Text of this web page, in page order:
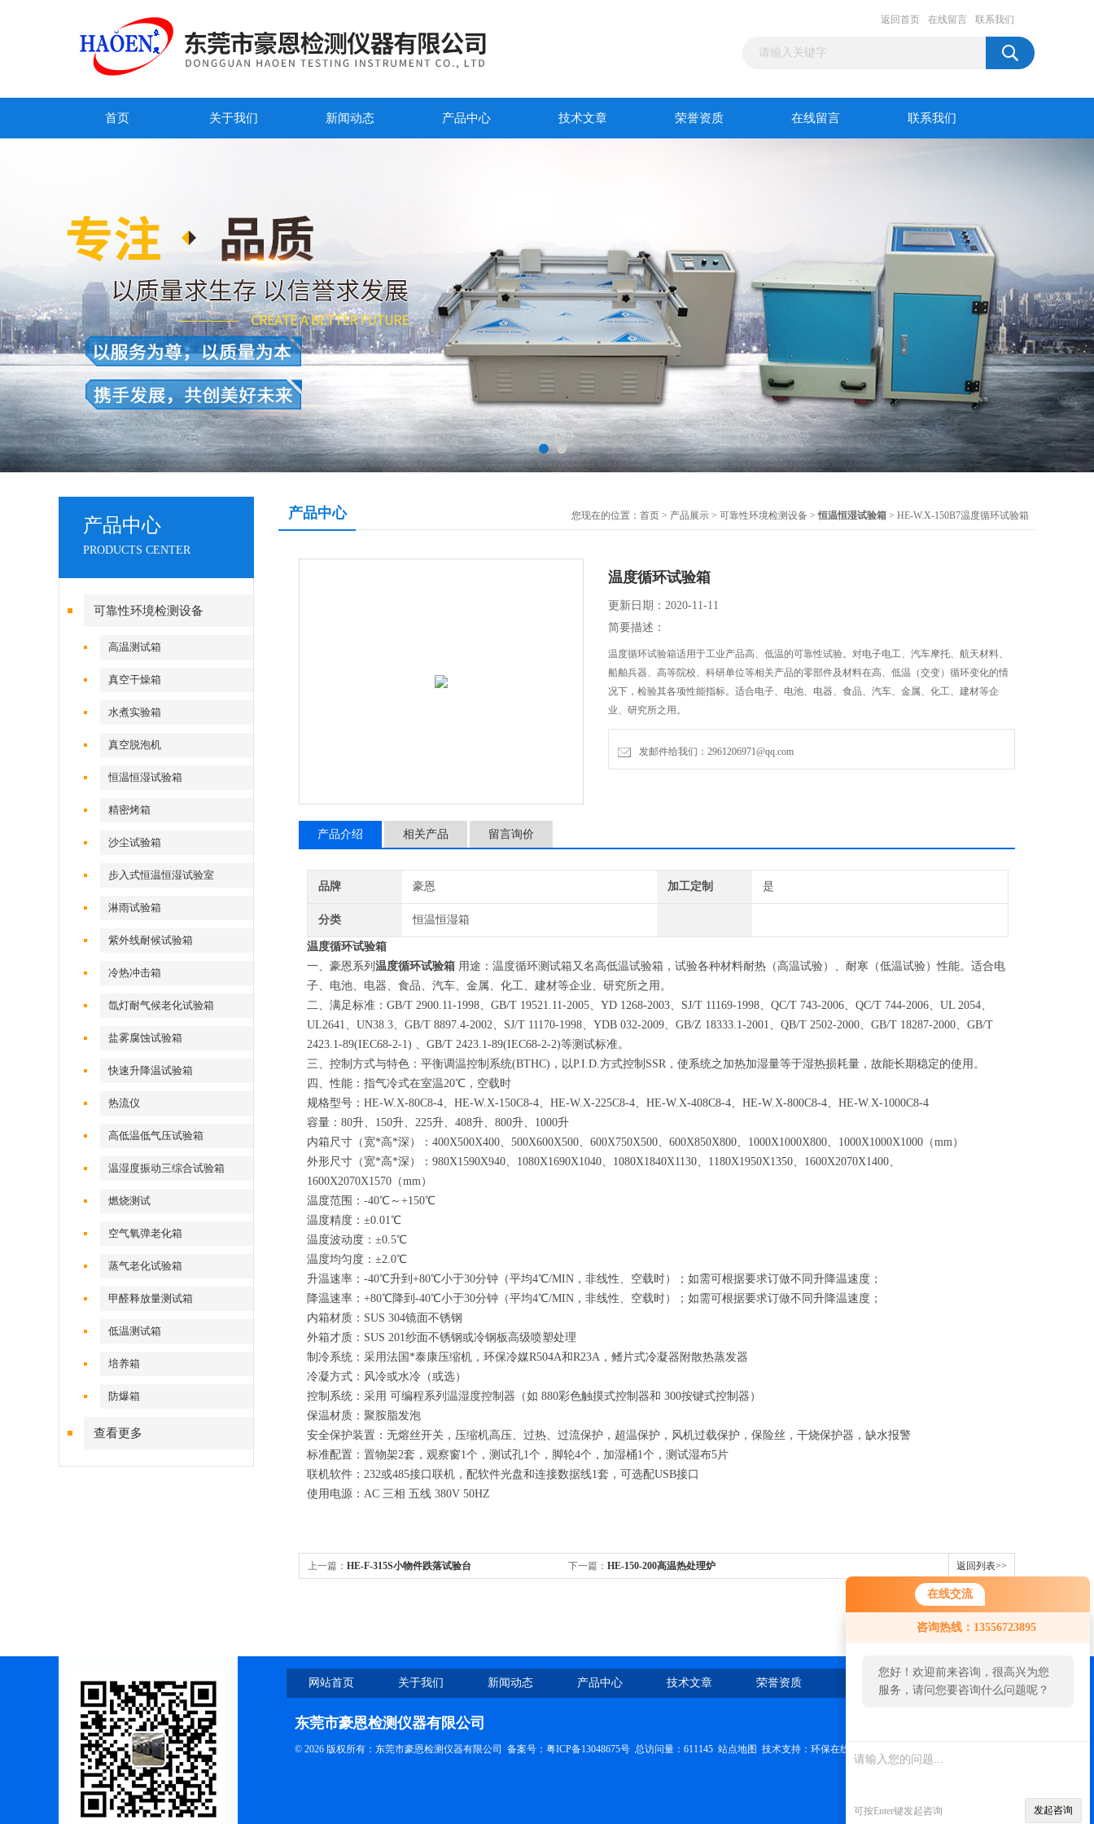
在线交流
咨询热线：13556723895
您好！欢迎前来咨询，很高兴为您
服务，请问您要咨询什么问题呢？
了需求产品，您可以直接在线与我
联系！
可按Enter键发起咨询 发起咨询
返回首页 在线留言 联系我们
首页 关于我们 新闻动态 产品中心 技术文章 荣誉资质 在线留言 联系我们
产品中心
PRODUCTS CENTER
可靠性环境检测设备
高温测试箱
真空干燥箱
水煮实验箱
真空脱泡机
恒温恒湿试验箱
精密烤箱
沙尘试验箱
步入式恒温恒湿试验室
淋雨试验箱
紫外线耐候试验箱
冷热冲击箱
氙灯耐气候老化试验箱
盐雾腐蚀试验箱
快速升降温试验箱
热流仪
高低温低气压试验箱
温湿度振动三综合试验箱
燃烧测试
空气氧弹老化箱
蒸气老化试验箱
甲醛释放量测试箱
低温测试箱
培养箱
防爆箱
查看更多
产品中心 您现在的位置： 首页 > 产品展示 > 可靠性环境检测设备 >恒温恒湿试验箱 > HE-W.X-150B7温度循环试验箱
温度循环试验箱
更新日期：2020-11-11
简要描述：
温度循环试验箱适用于工业产品高、低温的可靠性试验。对电子电工、汽车摩托、航天材料、
船舶兵器、高等院校、科研单位等相关产品的零部件及材料在高、低温（交变）循环变化的情
况下，检验其各项性能指标。适合电子、电池、电器、食品、汽车、金属、化工、建材等企
业、研究所之用。
发邮件给我们：2961206971@qq.com
产品介绍 相关产品 留言询价
品牌 豪恩 加工定制 是
分类 恒温恒湿箱
温度循环试验箱
一、豪恩系列 温度循环试验箱 用途：温度循环测试箱又名高低温试验箱，试验各种材料耐热（高温试验）、耐寒（低温试验）性能。适合电
子、电池、电器、食品、汽车、金属、化工、建材等企业、研究所之用。
二、满足标准：GB/T 2900.11-1998、GB/T 19521.11-2005、YD 1268-2003、SJ/T 11169-1998、QC/T 743-2006、QC/T 744-2006、UL 2054、
UL2641、UN38.3、GB/T 8897.4-2002、SJ/T 11170-1998、YDB 032-2009、GB/Z 18333.1-2001、QB/T 2502-2000、GB/T 18287-2000、GB/T
2423.1-89(IEC68-2-1) 、GB/T 2423.1-89(IEC68-2-2)等测试标准。
三、控制方式与特色：平衡调温控制系统(BTHC)，以P.I.D.方式控制SSR，使系统之加热加湿量等于湿热损耗量，故能长期稳定的使用。
四、性能：指气冷式在室温20℃，空载时
规格型号：HE-W.X-80C8-4、HE-W.X-150C8-4、HE-W.X-225C8-4、HE-W.X-408C8-4、HE-W.X-800C8-4、HE-W.X-1000C8-4
容量：80升、150升、225升、408升、800升、1000升
内箱尺寸（宽*高*深）：400X500X400、500X600X500、600X750X500、600X850X800、1000X1000X800、1000X1000X1000（mm）
外形尺寸（宽*高*深）：980X1590X940、1080X1690X1040、1080X1840X1130、1180X1950X1350、1600X2070X1400、
1600X2070X1570（mm）
温度范围：-40℃～+150℃
温度精度：±0.01℃
温度波动度：±0.5℃
温度均匀度：±2.0℃
升温速率：-40℃升到+80℃小于30分钟（平均4℃/MIN，非线性、空载时）；如需可根据要求订做不同升降温速度；
降温速率：+80℃降到-40℃小于30分钟（平均4℃/MIN，非线性、空载时）；如需可根据要求订做不同升降温速度；
内箱材质：SUS 304镜面不锈钢
外箱才质：SUS 201纱面不锈钢或冷钢板高级喷塑处理
制冷系统：采用法国*泰康压缩机，环保冷媒R504A和R23A，鳍片式冷凝器附散热蒸发器
冷凝方式：风冷或水冷（或选）
控制系统：采用 可编程系列温湿度控制器（如 880彩色触摸式控制器和 300按键式控制器）
保温材质：聚胺脂发泡
安全保护装置：无熔丝开关，压缩机高压、过热、过流保护，超温保护，风机过载保护，保险丝，干烧保护器，缺水报警
标准配置：置物架2套，观察窗1个，测试孔1个，脚轮4个，加湿桶1个，测试湿布5片
联机软件：232或485接口联机，配软件光盘和连接数据线1套，可选配USB接口
使用电源：AC 三相 五线 380V 50HZ
上一篇： HE-F-315S小物件跌落试验台 下一篇： HE-150-200高温热处理炉 返回列表>>
网站首页 关于我们 新闻动态 产品中心 技术文章 荣誉资质 在线留言 联系我们
东莞市豪恩检测仪器有限公司
© 2026 版权所有：东莞市豪恩检测仪器有限公司 备案号：粤ICP备13048675号 总访问量：611145 站点地图 技术支持： 环保在线